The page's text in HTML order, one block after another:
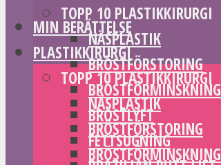
TOPP 10 PLASTIKKIRURGI
NÄSPLASTIK
BRÖSTFÖRSTORING
BRÖSTFÖRMINSKNING
BRÖSTLYFT
FETTSUGNING
MIN BERÄTTELSE
PLASTIKKIRURGI
TOPP 10 PLASTIKKIRURGI
NÄSPLASTIK
BRÖSTFÖRSTORING
BRÖSTFÖRMINSKNING